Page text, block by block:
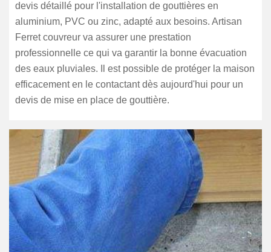
devis détaillé pour l'installation de gouttières en
aluminium, PVC ou zinc, adapté aux besoins. Artisan
Ferret couvreur va assurer une prestation
professionnelle ce qui va garantir la bonne évacuation
des eaux pluviales. Il est possible de protéger la maison
efficacement en le contactant dès aujourd'hui pour un
devis de mise en place de gouttière.